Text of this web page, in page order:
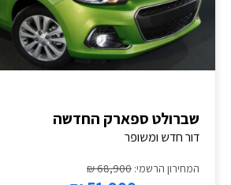
שברולט ספארק החדשה
דור חדש ומשופר
המחירון הרשמי: 68,900 ₪